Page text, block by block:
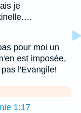
je
pour moi un
est imposée,
l'Evangile!
1:17